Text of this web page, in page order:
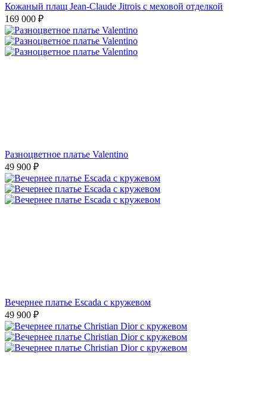
Кожаный плащ Jean-Claude Jitrois с меховой отделкой
169 000 ₽
Разноцветное платье Valentino
49 900 ₽
Вечернее платье Escada с кружевом
49 900 ₽